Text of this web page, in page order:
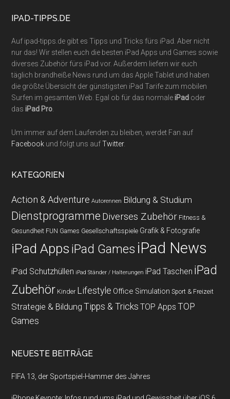
IPAD-TIPPS.DE
Auf ipad-tipps.de gibt es Tipps und Tricks fürs iPad. Aber nicht
nur das! Wir stellen euch die besten iPad Apps und Games sowie
diverses Zubehör fürs iPad vor. Außerdem liefern wir euch
täglich brandheiße News rund um das Apple Tablet und haben
die größte Übersicht der günstigsten iPad Tarife zum mobilen
Surfen im gesamten Web. Egal ob für das normaleiPad oder
dasiPad Pro
Um immer auf dem Laufenden zu bleiben, werdet Fan auf
Facebook und folgt uns aufTwitter.
KATEGORIEN
Action & Adventure Autorennen Bildung & Studium
Dienstprogramme Diverses Zubehör Fitness &
Gesundheit FUN Games Gesellschaftsspiele Grafik & Fotografie
iPad Apps iPad Games iPad News
iPad Schutzhüllen iPad Ständer / Halterungen iPad Taschen iPad
Zubehör Kinder Lifestyle Office Simulation Sport & Freizeit
Strategie & Bildung Tipps & Tricks TOP Apps TOP
Games
NEUESTE BEITRÄGE
FIFA 13, der Sportspiel-Hammer des Jahres